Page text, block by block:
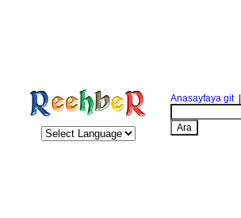
Anasayfaya git|